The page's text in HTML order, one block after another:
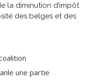
la diminution d’impôt
des belges et des
une partie